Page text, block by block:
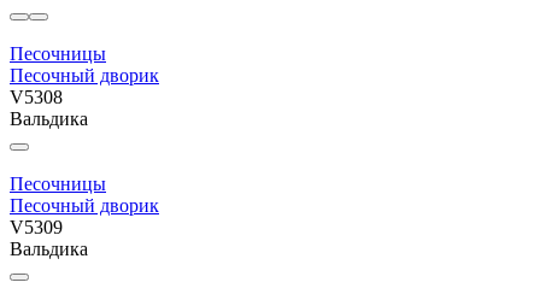
Песочницы
Песочный дворик
V5308
Вальдика
Песочницы
Песочный дворик
V5309
Вальдика